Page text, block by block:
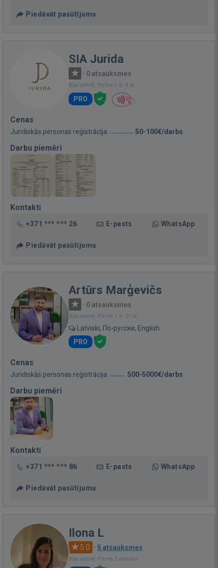
Piedāvāt pasūtījumu
SIA Jurida
· 0 atsauksmes
Bija vietnē: Pirms 1 d. 4 st.
PRO
Cenas
Juridiskās personas reģistrācija 50-100€/darbs
Darbu piemēri
Kontakti
+371 *** *** 26 E-pasts WhatsApp
Piedāvāt pasūtījumu
Artūrs Marģevičs
· 0 atsauksmes
Bija vietnē: Pirms 1 d. 21 st.
Latviski, По-русски, English
PRO
Cenas
Juridiskās personas reģistrācija 500-5000€/darbs
Darbu piemēri
Kontakti
+371 *** *** 86 E-pasts WhatsApp
Piedāvāt pasūtījumu
Ilona L
5.0 · 5 atsauksmes
Bija vietnē: Pirms 2 dienām